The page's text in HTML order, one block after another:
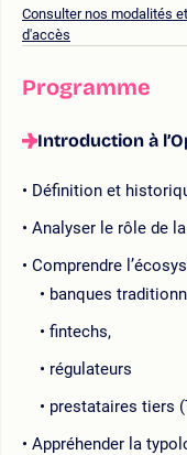
Consulter nos modalités
d'accès
Programme
Introduction à
Définition et
Analyser le rôle de
Comprendre
banques
fintechs,
régulateurs
prestataires tiers
Appréhender la